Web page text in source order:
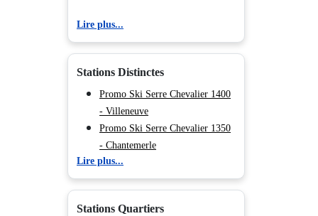
Lire plus...
Stations Distinctes
Promo Ski Serre Chevalier 1400
- Villeneuve
Promo Ski Serre Chevalier 1350
- Chantemerle
Promo Ski Serre Chevalier 1200
- Briançon
- Monêtier Les Bains
Lire plus...
Stations Quartiers